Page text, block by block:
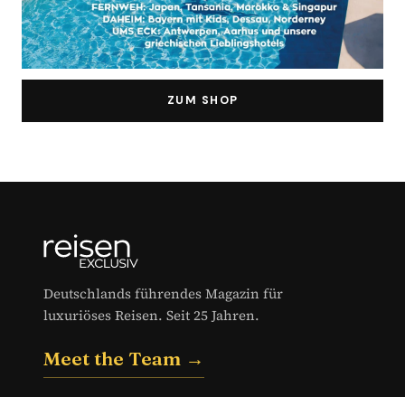
ZUM SHOP
Deutschlands führendes Magazin für
luxuriöses Reisen. Seit 25 Jahren.
Meet the Team →